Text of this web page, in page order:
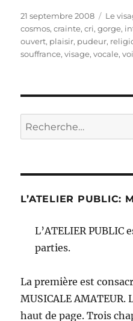
Publié
le
21 septembre 2008 Le
cosmos,crainte,cri,gorge,
ouvert, plaisir, pudeur,
souffrance,visage,vocale,
Recherche
pour :
L’ATELIER PUBLIC:
L’ATELIER PUBLIC
parties.
La première est
MUSICALE
haut de page. Trois